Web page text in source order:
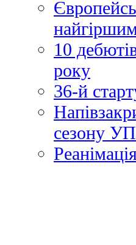
найгіршим
10
року
36-й
сезону